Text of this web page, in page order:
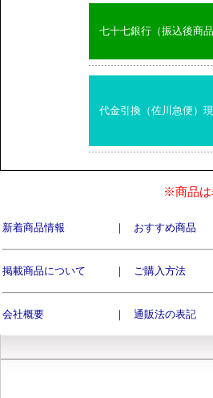
七十七銀行（振込後商品
代金引換（佐川急便）
※商品は
新着商品情報 ｜ おすすめ商品
掲載商品について ｜ ご購入方法
会社概要 ｜ 通販法の表記